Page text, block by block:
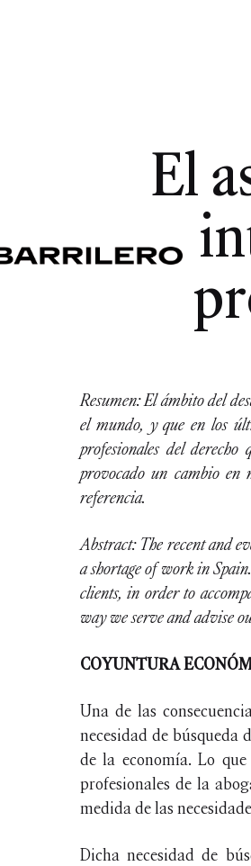
El
Resumen: El ámbito del
el mundo, y que en los
profesionales del
provocado un cambio en
referencia.
Abstract: The recent and
a shortage of work in
clients, in order to
way we serve and advise
COYUNTURA
Una de las
necesidad de búsqueda
de la economía. Lo
profesionales de la
medida de las
Dicha necesidad de